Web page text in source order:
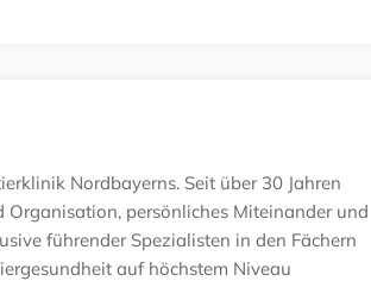
Nordbayerns. Seit über 30 Jahren
persönliches Miteinander und
führender Spezialisten in den Fächern
auf höchstem Niveau